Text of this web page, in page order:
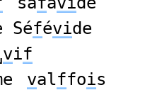
Séfévide
vif
valffois